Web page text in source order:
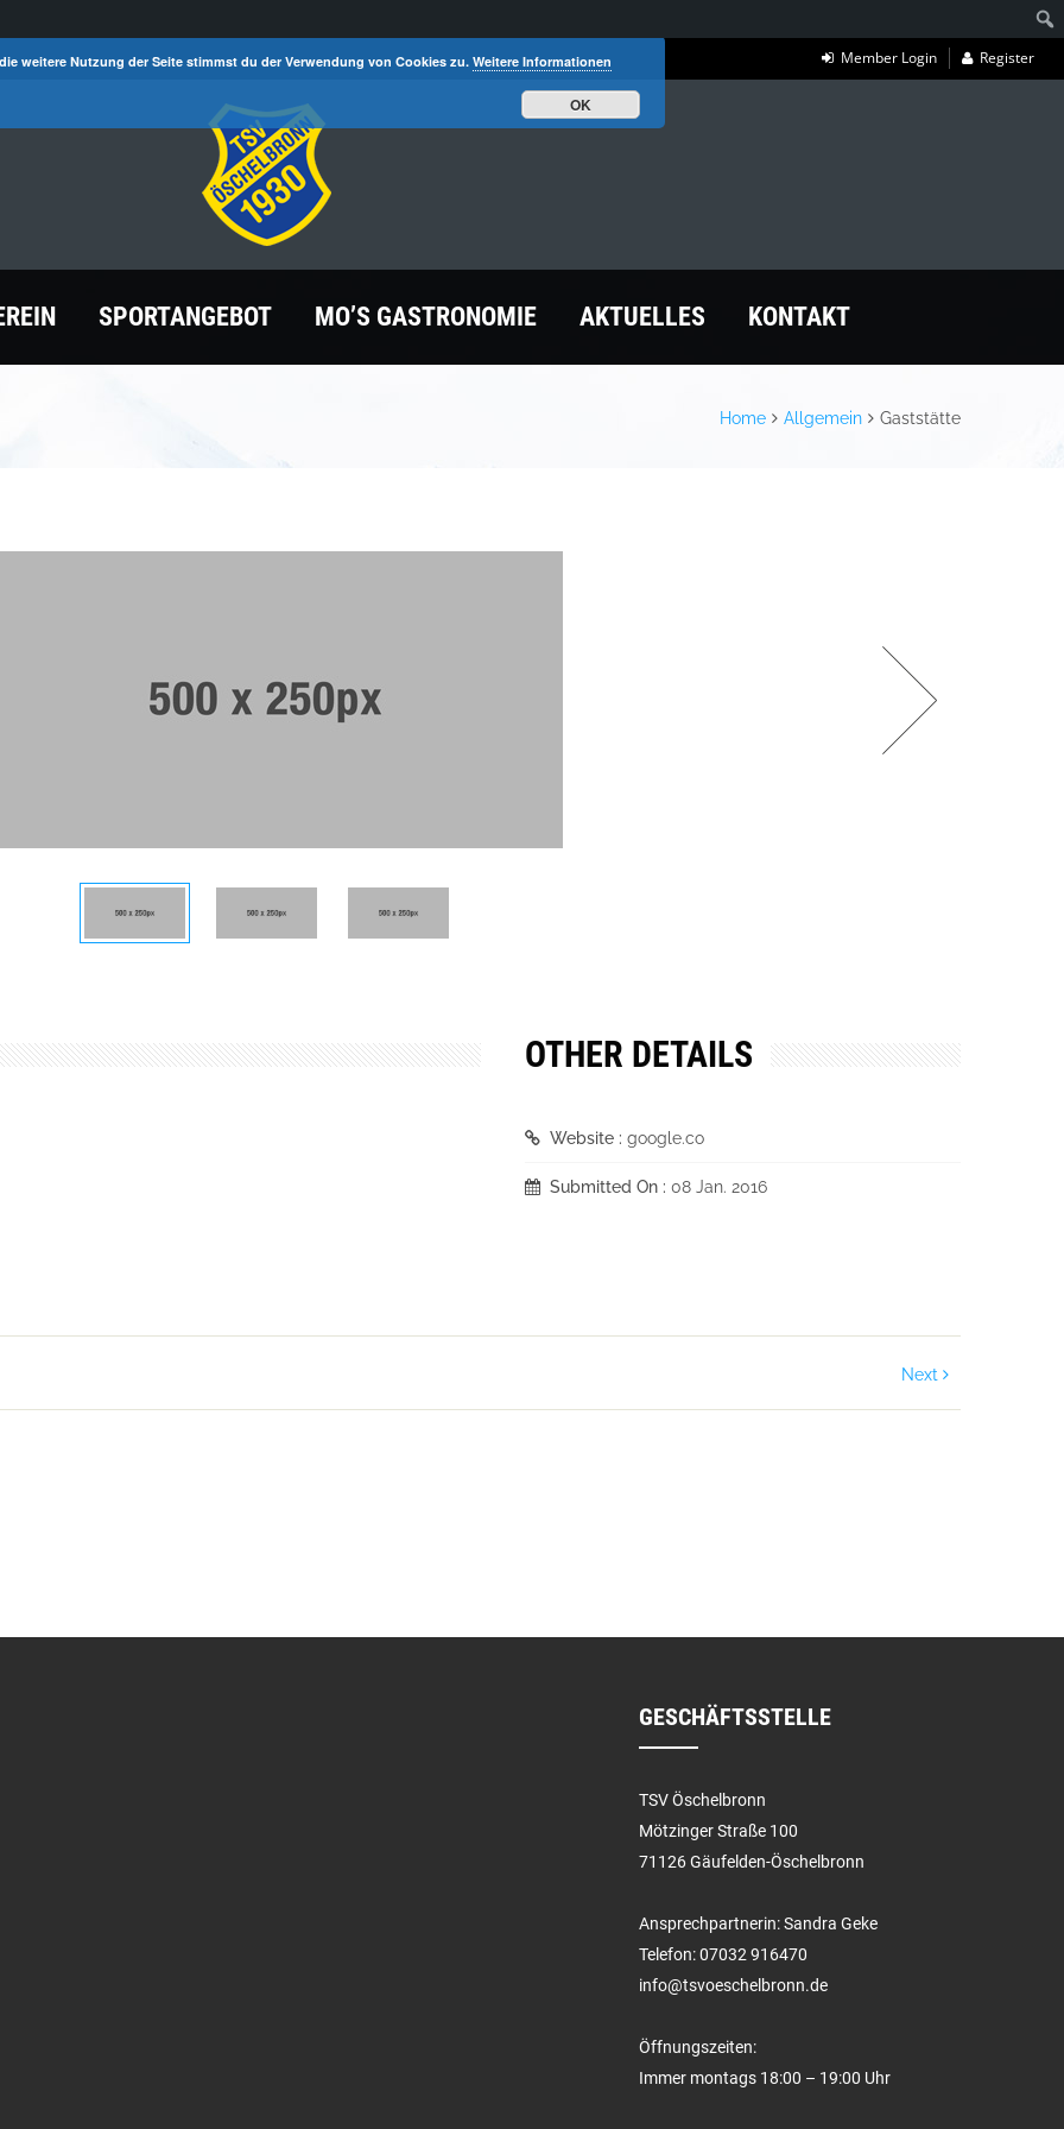
Member Login Register
SPORTANGEBOT MO’S GASTRONOMIE AKTUELLES KONTAKT
Home Allgemein Gaststätte
OTHER DETAILS
Website : google.co
Submitted On : 08 Jan. 2016
Next
GESCHÄFTSSTELLE
TSV Öschelbronn
Mötzinger Straße 100
71126 Gäufelden-Öschelbronn
Ansprechpartnerin: Sandra Geke
Telefon: 07032 916470
info@tsvoeschelbronn.de
Öffnungszeiten:
Immer montags 18:00 – 19:00 Uhr
weitere Nutzung der Seite stimmst du der Verwendung von Cookies zu. Weitere Informationen
OK